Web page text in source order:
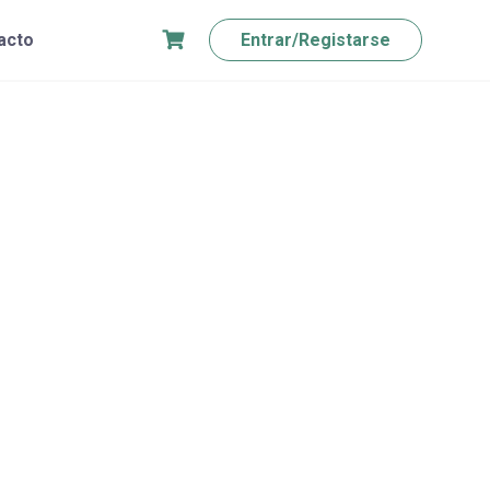
Entrar/Registarse